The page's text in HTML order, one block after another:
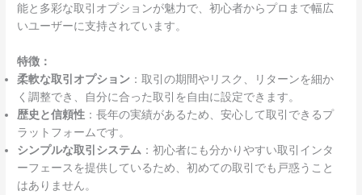
能と多彩な取引オプションが魅力で、初心者からプロまで幅広
いユーザーに支持されています。
特徴：
柔軟な取引オプション ：取引の期間やリスク、リターンを細か
く調整でき、自分に合った取引を自由に設定できます。
歴史と信頼性 ：長年の実績があるため、安心して取引できるプ
ラットフォームです。
シンプルな取引システム ：初心者にも分かりやすい取引インタ
ーフェースを提供しているため、初めての取引でも戸惑うこと
はありません。